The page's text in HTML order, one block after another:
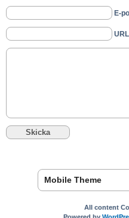
E-
URL
Mobile Theme
All content